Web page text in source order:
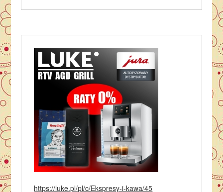
https://luke.pl/pl/c/Ekspresy-i-kawa/45